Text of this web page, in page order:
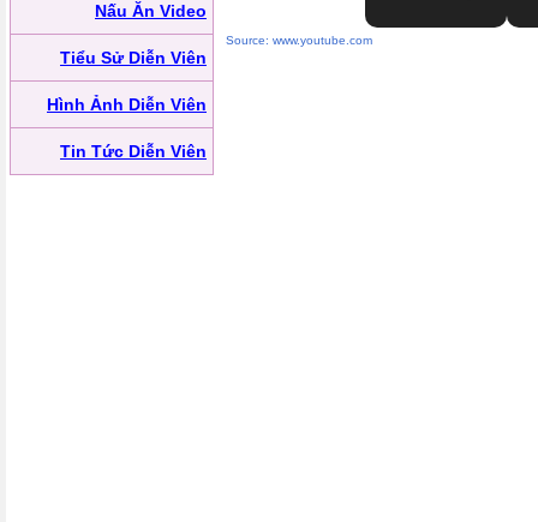
Nấu Ăn Video
Tiểu Sử Diễn Viên
Hình Ảnh Diễn Viên
Tin Tức Diễn Viên
Source: www.youtube.com